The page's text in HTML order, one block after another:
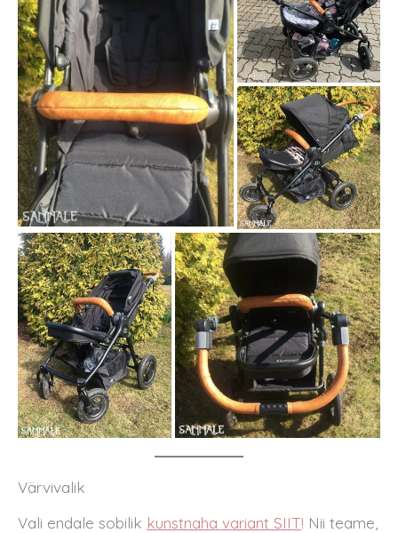
Värvivalik
Vali endale sobilik kunstnaha variant SIIT! Nii teame,